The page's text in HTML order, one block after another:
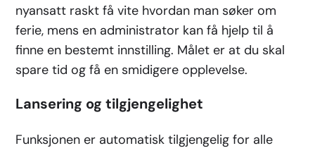
nyansatt raskt få vite hvordan man søker om
ferie, mens en administrator kan få hjelp til å
finne en bestemt innstilling. Målet er at du skal
spare tid og få en smidigere opplevelse.
Lansering og tilgjengelighet
Funksjonen er automatisk tilgjengelig for alle